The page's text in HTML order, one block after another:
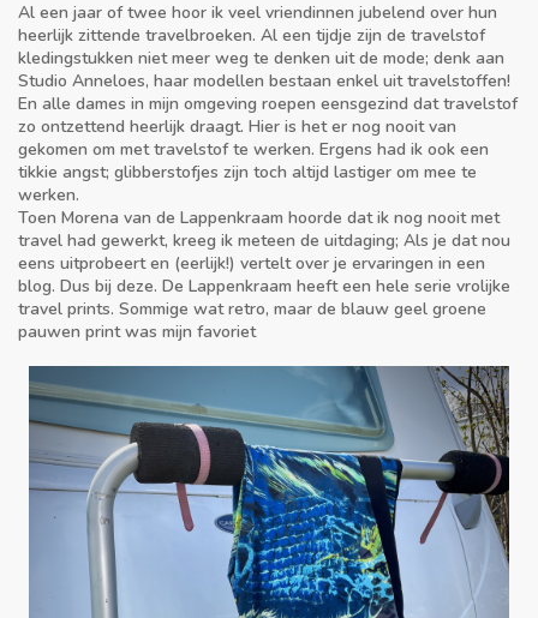
Al een jaar of twee hoor ik veel vriendinnen jubelend over hun
heerlijk zittende travelbroeken. Al een tijdje zijn de travelstof
kledingstukken niet meer weg te denken uit de mode; denk aan
Studio Anneloes, haar modellen bestaan enkel uit travelstoffen!
En alle dames in mijn omgeving roepen eensgezind dat travelstof
zo ontzettend heerlijk draagt. Hier is het er nog nooit van
gekomen om met travelstof te werken. Ergens had ik ook een
tikkie angst; glibberstofjes zijn toch altijd lastiger om mee te
werken.
Toen Morena van de Lappenkraam hoorde dat ik nog nooit met
travel had gewerkt, kreeg ik meteen de uitdaging; Als je dat nou
eens uitprobeert en (eerlijk!) vertelt over je ervaringen in een
blog. Dus bij deze. De Lappenkraam heeft een hele serie vrolijke
travel prints. Sommige wat retro, maar de blauw geel groene
pauwen print was mijn favoriet